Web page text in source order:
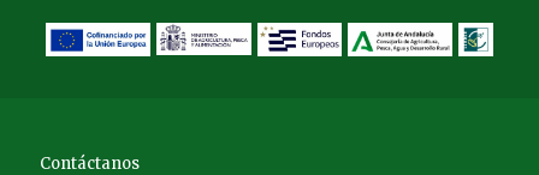
Contáctanos